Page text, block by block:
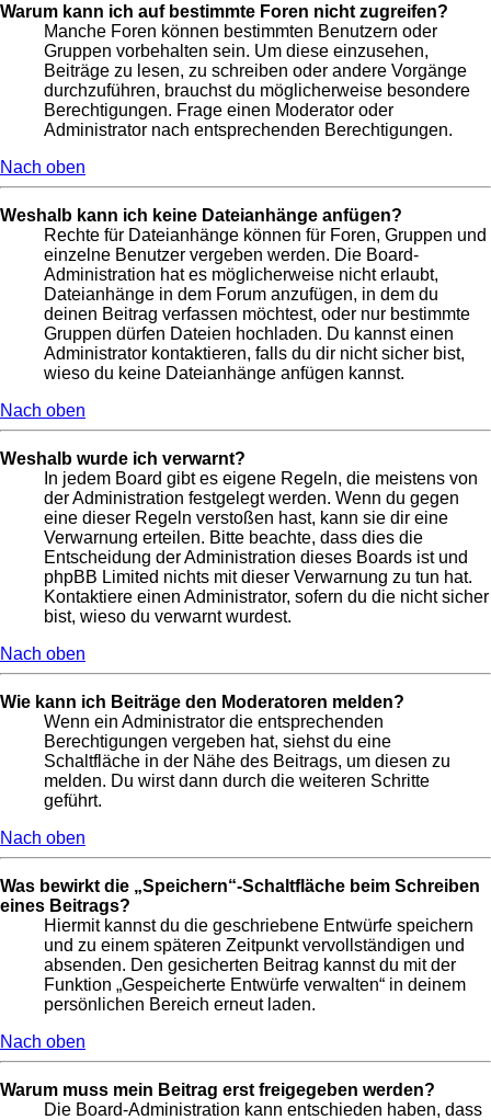
Warum kann ich auf bestimmte Foren nicht zugreifen?
Manche Foren können bestimmten Benutzern oder
Gruppen vorbehalten sein. Um diese einzusehen,
Beiträge zu lesen, zu schreiben oder andere Vorgänge
durchzuführen, brauchst du möglicherweise besondere
Berechtigungen. Frage einen Moderator oder
Administrator nach entsprechenden Berechtigungen.
Nach oben
Weshalb kann ich keine Dateianhänge anfügen?
Rechte für Dateianhänge können für Foren, Gruppen und
einzelne Benutzer vergeben werden. Die Board-
Administration hat es möglicherweise nicht erlaubt,
Dateianhänge in dem Forum anzufügen, in dem du
deinen Beitrag verfassen möchtest, oder nur bestimmte
Gruppen dürfen Dateien hochladen. Du kannst einen
Administrator kontaktieren, falls du dir nicht sicher bist,
wieso du keine Dateianhänge anfügen kannst.
Nach oben
Weshalb wurde ich verwarnt?
In jedem Board gibt es eigene Regeln, die meistens von
der Administration festgelegt werden. Wenn du gegen
eine dieser Regeln verstoßen hast, kann sie dir eine
Verwarnung erteilen. Bitte beachte, dass dies die
Entscheidung der Administration dieses Boards ist und
phpBB Limited nichts mit dieser Verwarnung zu tun hat.
Kontaktiere einen Administrator, sofern du die nicht sicher
bist, wieso du verwarnt wurdest.
Nach oben
Wie kann ich Beiträge den Moderatoren melden?
Wenn ein Administrator die entsprechenden
Berechtigungen vergeben hat, siehst du eine
Schaltfläche in der Nähe des Beitrags, um diesen zu
melden. Du wirst dann durch die weiteren Schritte
geführt.
Nach oben
Was bewirkt die „Speichern“-Schaltfläche beim Schreiben
eines Beitrags?
Hiermit kannst du die geschriebene Entwürfe speichern
und zu einem späteren Zeitpunkt vervollständigen und
absenden. Den gesicherten Beitrag kannst du mit der
Funktion „Gespeicherte Entwürfe verwalten“ in deinem
persönlichen Bereich erneut laden.
Nach oben
Warum muss mein Beitrag erst freigegeben werden?
Die Board-Administration kann entschieden haben, dass